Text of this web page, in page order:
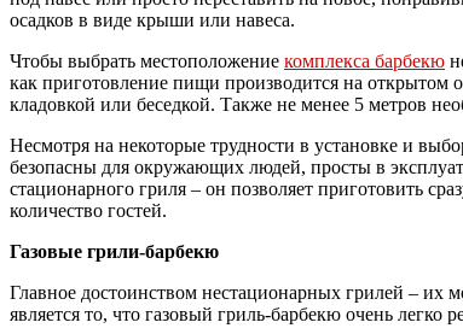
осадков в виде крыши или навеса.
Чтобы выбрать местоположение комплекса барбекю
как приготовление пищи производится на открытом
кладовкой или беседкой. Также не менее 5 метров
Несмотря на некоторые трудности в установке и
безопасны для окружающих людей, просты в
стационарного гриля – он позволяет приготовить
количество гостей.
Газовые грили-барбекю
Главное достоинством нестационарных грилей –
является то, что газовый гриль-барбекю очень легко